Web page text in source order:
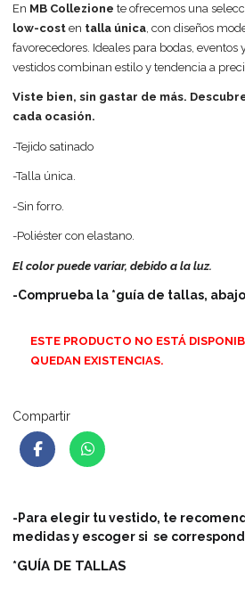
En MB Collezione te ofrecemos una
low-cost en talla única , con diseños
favorecedores. Ideales para bodas, eventos
vestidos combinan estilo y tendencia a
Viste bien, sin gastar de más.
cada ocasión.
-Tejido satinado
-Talla única.
-Sin forro.
-Poliéster con elastano.
El color puede variar, debido a la luz.
-Comprueba la *guía de tallas,
ESTE PRODUCTO NO ESTÁ
QUEDAN EXISTENCIAS.
Compartir
-Para elegir tu vestido, te
medidas y escoger si se
*GUÍA DE TALLAS